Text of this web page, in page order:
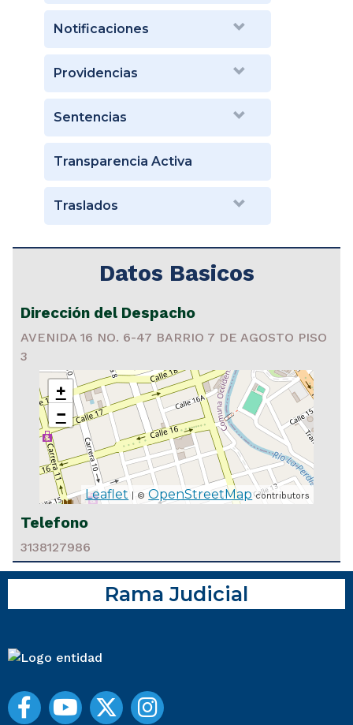
Notificaciones
Providencias
Sentencias
Transparencia Activa
Traslados
Datos Basicos
Dirección del Despacho
AVENIDA 16 NO. 6-47 BARRIO 7 DE AGOSTO PISO
3
+
−
Leaflet | ©OpenStreetMap contributors
Telefono
3138127986
Rama Judicial